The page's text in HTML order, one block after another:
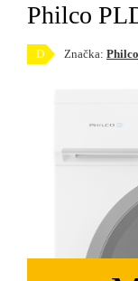
Philco
D Značka: Philco